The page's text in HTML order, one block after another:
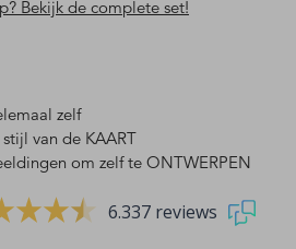
Bekijk de complete set!
zelf
van de KAART
om zelf te ONTWERPEN
6.337 reviews